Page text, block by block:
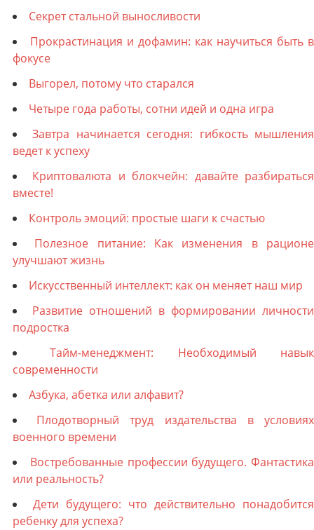
Секрет стальной выносливости
Прокрастинация и дофамин: как научиться быть в
фокусе
Выгорел, потому что старался
Четыре года работы, сотни идей и одна игра
Завтра начинается сегодня: гибкость мышления
ведет к успеху
Криптовалюта и блокчейн: давайте разбираться
вместе!
Контроль эмоций: простые шаги к счастью
Полезное питание: Как изменения в рационе
улучшают жизнь
Искусственный интеллект: как он меняет наш мир
Развитие отношений в формировании личности
подростка
Тайм-менеджмент: Необходимый навык
современности
Азбука, абетка или алфавит?
Плодотворный труд издательства в условиях
военного времени
Востребованные профессии будущего. Фантастика
или реальность?
Дети будущего: что действительно понадобится
ребенку для успеха?